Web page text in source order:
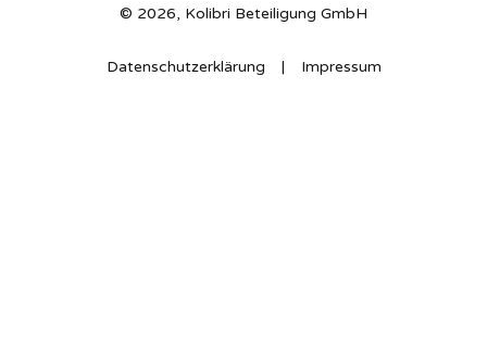
© 2026, Kolibri Beteiligung GmbH
Datenschutzerklärung Impressum